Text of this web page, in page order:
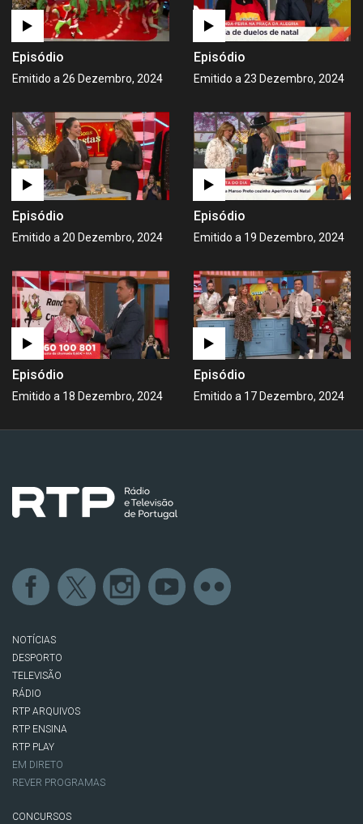
Episódio
Emitido a 26 Dezembro, 2024
Episódio
Emitido a 23 Dezembro, 2024
Episódio
Emitido a 20 Dezembro, 2024
Episódio
Emitido a 19 Dezembro, 2024
Episódio
Emitido a 18 Dezembro, 2024
Episódio
Emitido a 17 Dezembro, 2024
NOTÍCIAS
DESPORTO
TELEVISÃO
RÁDIO
RTP ARQUIVOS
RTP ENSINA
RTP PLAY
EM DIRETO
REVER PROGRAMAS
CONCURSOS